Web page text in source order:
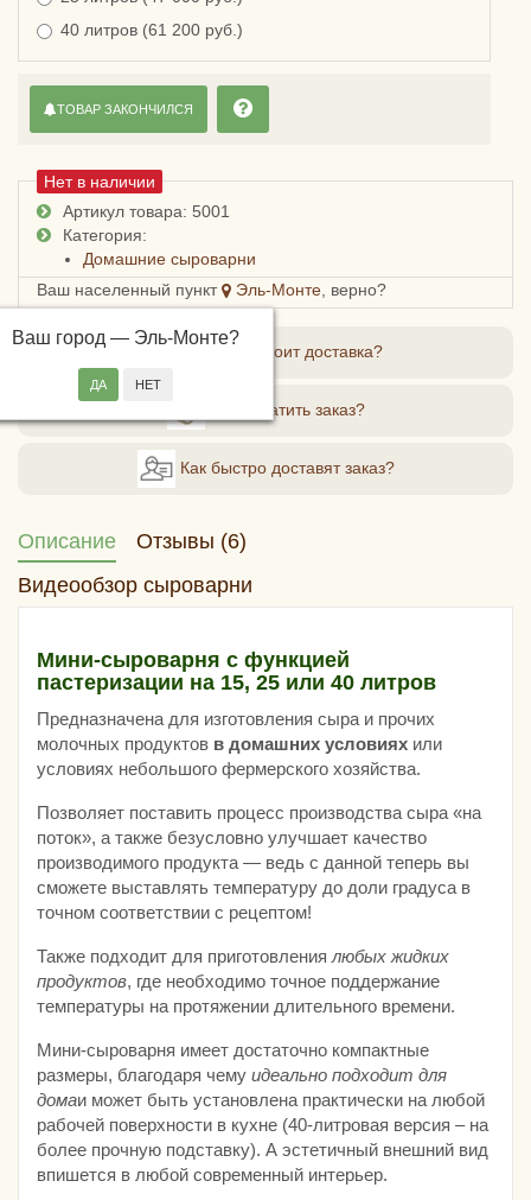
Нет в наличии
Артикул товара: 5001
Категория:
Домашние сыроварни
Ваш населенный пункт
Эль-Монте , верно?
Ваш город — Эль-Монте?
40 литров (61 200 руб.)
ТОВАР ЗАКОНЧИЛСЯ
Сколько стоит доставка?
Как оплатить заказ?
Как быстро доставят заказ?
Описание
Отзывы (6)
Видеообзор сыроварни
Мини-сыроварня с функцией
пастеризации на 15, 25 или 40 литров
Предназначена для изготовления сыра и прочих
молочных продуктов в домашних условиях или
условиях небольшого фермерского хозяйства.
Позволяет поставить процесс производства сыра «на
поток», а также безусловно улучшает качество
производимого продукта — ведь с данной теперь вы
сможете выставлять температуру до доли градуса в
точном соответствии с рецептом!
Также подходит для приготовления любых жидких
продуктов, где необходимо точное поддержание
температуры на протяжении длительного времени.
Мини-сыроварня имеет достаточно компактные
размеры, благодаря чему идеально подходит для
домаи может быть установлена практически на любой
рабочей поверхности в кухне (40-литровая версия – на
более прочную подставку). А эстетичный внешний вид
впишется в любой современный интерьер.